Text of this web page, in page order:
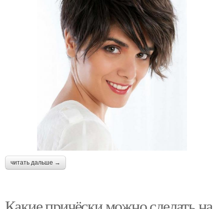
читать дальше →